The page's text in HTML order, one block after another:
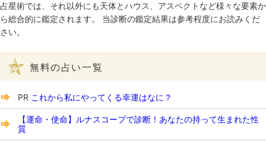
占星術では、それ以外にも天体とハウス、アスペクトなど様々な要素か
ら総合的に鑑定されます。 当診断の鑑定結果は参考程度にお読みくだ
さい。
無料の占い一覧
PR これから私にやってくる幸運はなに？
【運命・使命】ルナスコープで診断！あなたの持って生まれた性
質